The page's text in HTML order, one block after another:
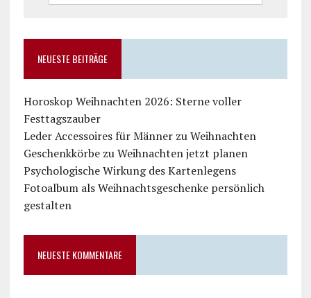
NEUESTE BEITRÄGE
Horoskop Weihnachten 2026: Sterne voller
Festtagszauber
Leder Accessoires für Männer zu Weihnachten
Geschenkkörbe zu Weihnachten jetzt planen
Psychologische Wirkung des Kartenlegens
Fotoalbum als Weihnachtsgeschenke persönlich
gestalten
NEUESTE KOMMENTARE